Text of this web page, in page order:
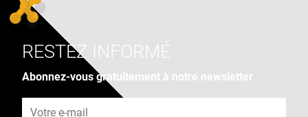
RESTEZ INFORMÉ
Abonnez-vous gratuitement à notre newsletter